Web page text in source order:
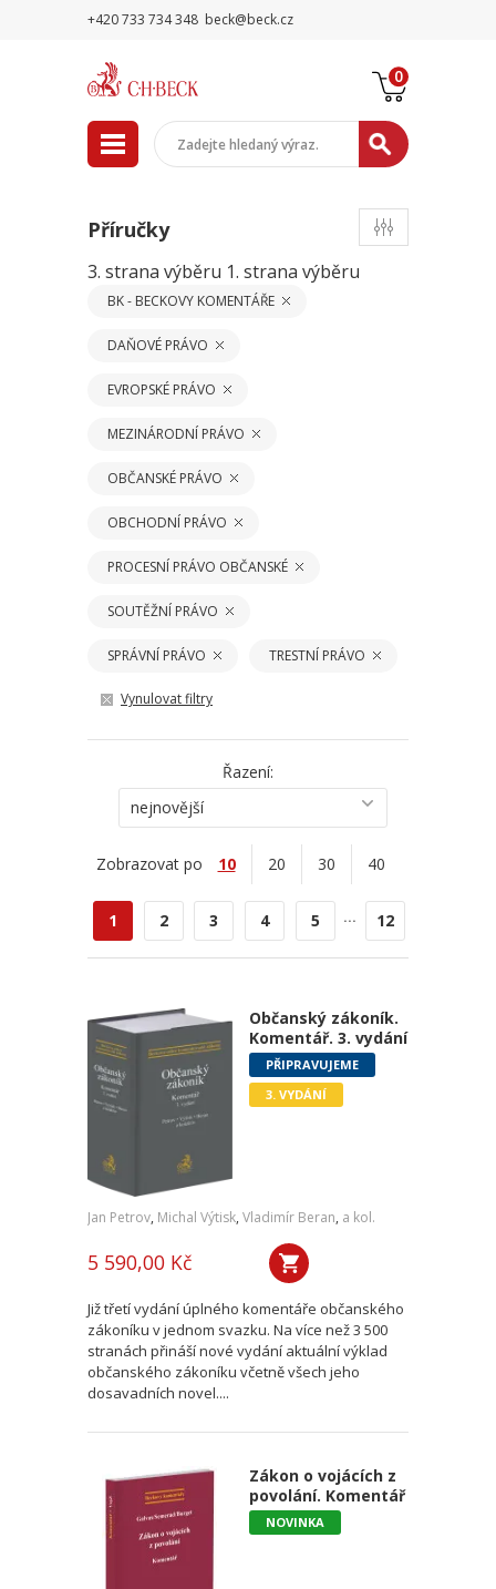
+420 733 734 348 beck@beck.cz
0
Příručky
3. strana výběru 1. strana výběru
BK - BECKOVY KOMENTÁŘE
DAŇOVÉ PRÁVO
EVROPSKÉ PRÁVO
MEZINÁRODNÍ PRÁVO
OBČANSKÉ PRÁVO
OBCHODNÍ PRÁVO
PROCESNÍ PRÁVO OBČANSKÉ
SOUTĚŽNÍ PRÁVO
SPRÁVNÍ PRÁVO TRESTNÍ PRÁVO
Vynulovat filtry
Řazení:
nejnovější
Zobrazovat po 10 20 30 40
1 2 3 4 5 ... 12
Občanský zákoník.
Komentář. 3. vydání
PŘIPRAVUJEME
3. VYDÁNÍ
Jan Petrov, Michal Výtisk, Vladimír Beran, a kol.
5 590,00 Kč
Již třetí vydání úplného komentáře občanského
zákoníku v jednom svazku. Na více než 3 500
stranách přináší nové vydání aktuální výklad
občanského zákoníku včetně všech jeho
dosavadních novel....
Zákon o vojácích z
povolání. Komentář
NOVINKA